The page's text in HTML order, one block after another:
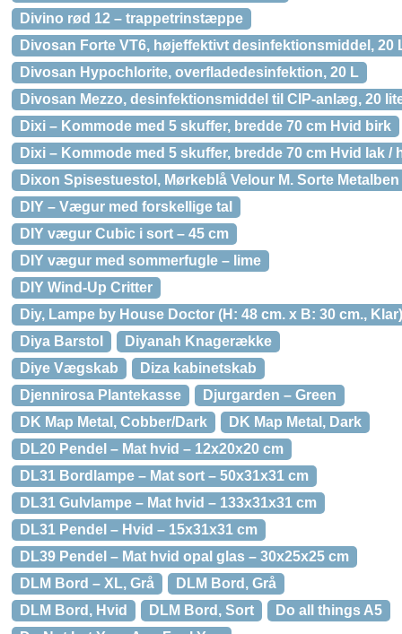
Divino rød 12 – trappetrinstæppe
Divosan Forte VT6, højeffektivt desinfektionsmiddel, 20
Divosan Hypochlorite, overfladedesinfektion, 20 L
Divosan Mezzo, desinfektionsmiddel til CIP-anlæg, 20
Dixi – Kommode med 5 skuffer, bredde 70 cm Hvid birk
Dixi – Kommode med 5 skuffer, bredde 70 cm Hvid lak /
Dixon Spisestuestol, Mørkeblå Velour M. Sorte Metalben
DIY – Vægur med forskellige tal
DIY vægur Cubic i sort – 45 cm
DIY vægur med sommerfugle – lime
DIY Wind-Up Critter
Diy, Lampe by House Doctor (H: 48 cm. x B: 30 cm., Klar)
Diya Barstol
Diyanah Knagerække
Diye Vægskab
Diza kabinetskab
Djennirosa Plantekasse
Djurgarden – Green
DK Map Metal, Cobber/Dark
DK Map Metal, Dark
DL20 Pendel – Mat hvid – 12x20x20 cm
DL31 Bordlampe – Mat sort – 50x31x31 cm
DL31 Gulvlampe – Mat hvid – 133x31x31 cm
DL31 Pendel – Hvid – 15x31x31 cm
DL39 Pendel – Mat hvid opal glas – 30x25x25 cm
DLM Bord – XL, Grå
DLM Bord, Grå
DLM Bord, Hvid
DLM Bord, Sort
Do all things A5